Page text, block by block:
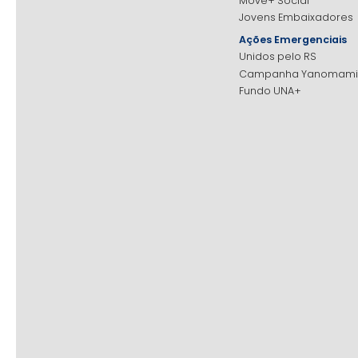
Jovens Embaixadores
Ações Emergenciais
Unidos pelo RS
Campanha Yanomami
Fundo UNA+